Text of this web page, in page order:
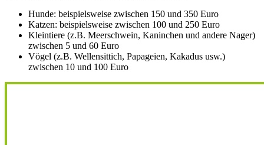
Hunde: beispielsweise zwischen 150 und 350 Euro
Katzen: beispielsweise zwischen 100 und 250 Euro
Kleintiere (z.B. Meerschwein, Kaninchen und andere Nager)
zwischen 5 und 60 Euro
Vögel (z.B. Wellensittich, Papageien, Kakadus usw.)
zwischen 10 und 100 Euro